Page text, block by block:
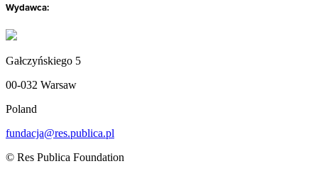
Wydawca:
Gałczyńskiego 5
00-032 Warsaw
Poland
fundacja@res.publica.pl
© Res Publica Foundation